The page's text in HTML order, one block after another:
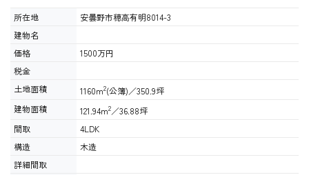
所在地
安曇野市穂高有明8014-3
建物名
価格
1500万円
税金
土地面積
1160m2(公簿)／350.9坪
建物面積
121.94m2／36.88坪
間取
4LDK
構造
木造
詳細間取